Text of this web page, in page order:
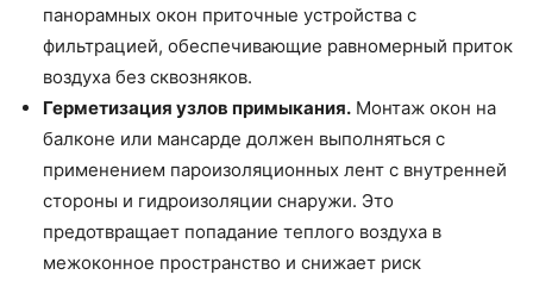
панорамных окон приточные устройства с
фильтрацией, обеспечивающие равномерный приток
воздуха без сквозняков.
Герметизация узлов примыкания. Монтаж окон на
балконе или мансарде должен выполняться с
применением пароизоляционных лент с внутренней
стороны и гидроизоляции снаружи. Это
предотвращает попадание теплого воздуха в
межоконное пространство и снижает риск